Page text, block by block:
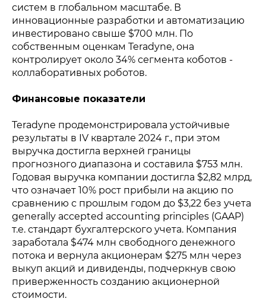
систем в глобальном масштабе. В
инновационные разработки и автоматизацию
инвестировано свыше $700 млн. По
собственным оценкам Teradyne, она
контролирует около 34% сегмента коботов -
коллаборативных роботов.
Финансовые показатели
Teradyne продемонстрировала устойчивые
результаты в IV квартале 2024 г., при этом
выручка достигла верхней границы
прогнозного диапазона и составила $753 млн.
Годовая выручка компании достигла $2,82 млрд,
что означает 10% рост прибыли на акцию по
сравнению с прошлым годом до $3,22 без учета
generally accepted accounting principles (GAAP)
т.е. стандарт бухгалтерского учета. Компания
заработала $474 млн свободного денежного
потока и вернула акционерам $275 млн через
выкуп акций и дивиденды, подчеркнув свою
приверженность созданию акционерной
стоимости.